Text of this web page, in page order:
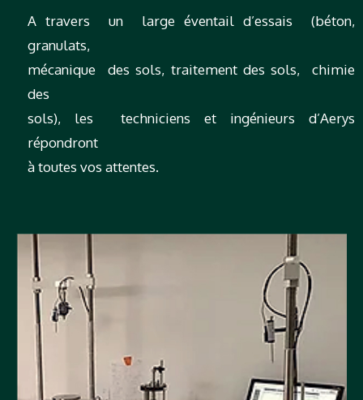
A travers un large éventail d’essais (béton,
granulats,
mécanique des sols, traitement des sols, chimie
des
sols), les techniciens et ingénieurs d’Aerys
répondront
à toutes vos attentes.